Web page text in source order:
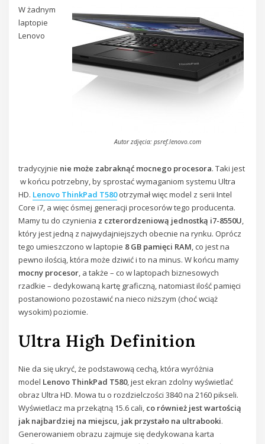
Autor zdjęcia: psref.lenovo.com
W żadnym
laptopie
Lenovo
tradycyjnie nie może zabraknąć mocnego procesora. Taki jest
w końcu potrzebny, by sprostać wymaganiom systemu Ultra
HD. Lenovo ThinkPad T580otrzymał więc model z serii Intel
Core i7, a więc ósmej generacji procesorów tego producenta.
Mamy tu do czynienia z czterordzeniową jednostką i7-8550U,
który jest jedną z najwydajniejszych obecnie na rynku. Oprócz
tego umieszczono w laptopie 8 GB pamięci RAM, co jest na
pewno ilością, która może dziwić i to na minus. W końcu mamy
mocny procesor, a także – co w laptopach biznesowych
rzadkie – dedykowaną kartę graficzną, natomiast ilość pamięci
postanowiono pozostawić na nieco niższym (choć wciąż
wysokim) poziomie.
Ultra High Definition
Nie da się ukryć, że podstawową cechą, która wyróżnia
model Lenovo ThinkPad T580, jest ekran zdolny wyświetlać
obraz Ultra HD. Mowa tu o rozdzielczości 3840 na 2160 pikseli.
Wyświetlacz ma przekątną 15.6 cali, co również jest wartością
jak najbardziej na miejscu, jak przystało na ultrabooki.
Generowaniem obrazu zajmuje się dedykowana karta